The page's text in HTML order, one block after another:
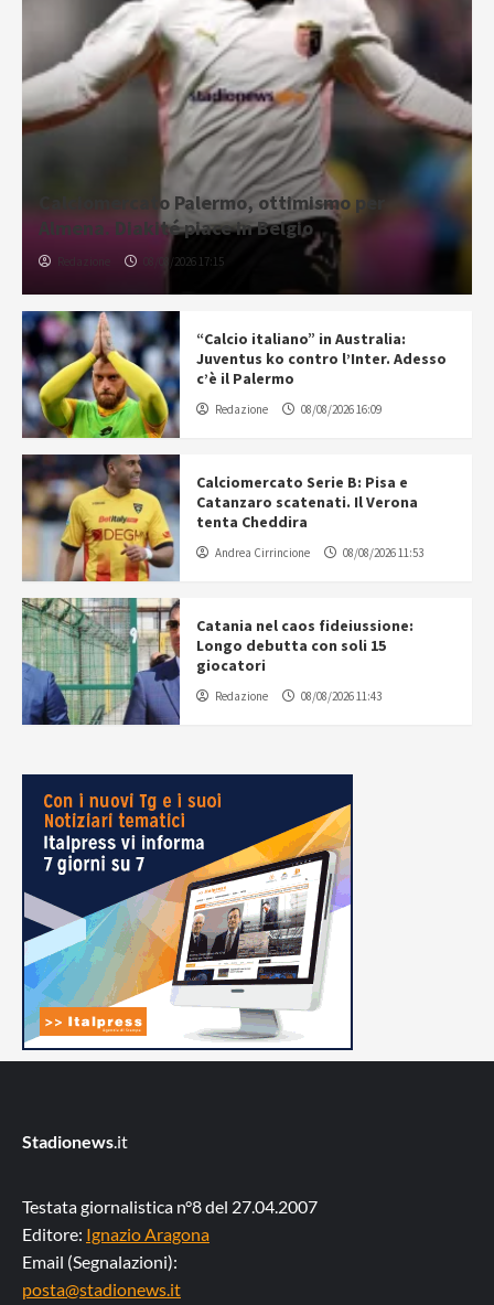
Calciomercato Palermo, ottimismo per
Almena. Diakité piace in Belgio
08/08/2026 17:15
“Calcio italiano” in Australia:
Juventus ko contro l’Inter. Adesso
c’è il Palermo
Redazione 08/08/2026 16:09
Calciomercato Serie B: Pisa e
Catanzaro scatenati. Il Verona
tenta Cheddira
Andrea Cirrincione 08/08/2026 11:53
Catania nel caos fideiussione:
Longo debutta con soli 15
giocatori
Redazione 08/08/2026 11:43
Stadionews.it
Testata giornalistica n°8 del 27.04.2007
Editore: Ignazio Aragona
Email (Segnalazioni):
posta@stadionews.it